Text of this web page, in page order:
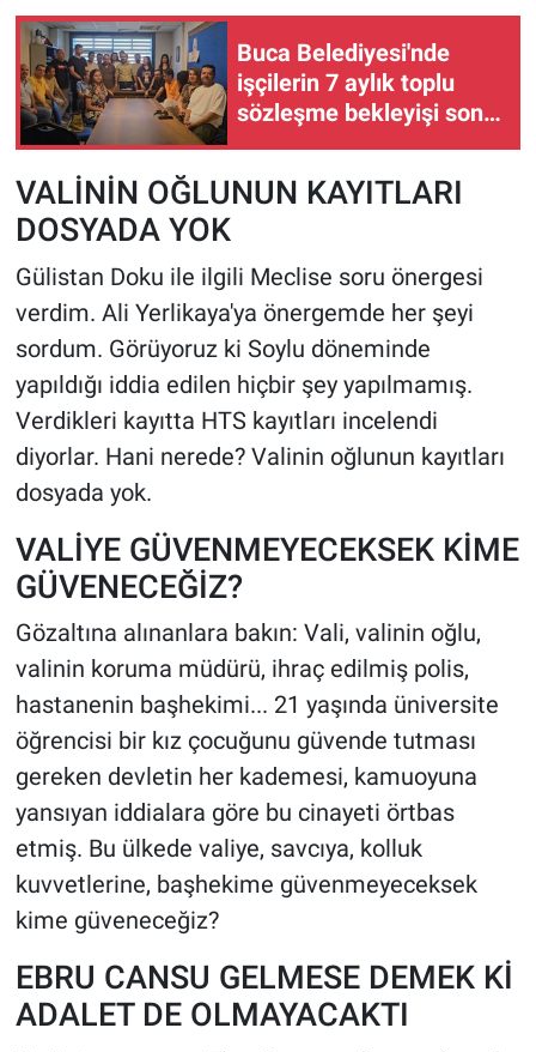
Buca Belediyesi'nde
işçilerin 7 aylık toplu
sözleşme bekleyişi sona
VALİNİN OĞLUNUN KAYITLARI
DOSYADA YOK
Gülistan Doku ile ilgili Meclise soru önergesi
verdim. Ali Yerlikaya'ya önergemde her şeyi
sordum. Görüyoruz ki Soylu döneminde
yapıldığı iddia edilen hiçbir şey yapılmamış.
Verdikleri kayıtta HTS kayıtları incelendi
diyorlar. Hani nerede? Valinin oğlunun kayıtları
dosyada yok.
VALİYE GÜVENMEYECEKSEK KİME
GÜVENECEĞİZ?
Gözaltına alınanlara bakın: Vali, valinin oğlu,
valinin koruma müdürü, ihraç edilmiş polis,
hastanenin başhekimi... 21 yaşında üniversite
öğrencisi bir kız çocuğunu güvende tutması
gereken devletin her kademesi, kamuoyuna
yansıyan iddialara göre bu cinayeti örtbas
etmiş. Bu ülkede valiye, savcıya, kolluk
kuvvetlerine, başhekime güvenmeyeceksek
kime güveneceğiz?
EBRU CANSU GELMESE DEMEK Kİ
ADALET DE OLMAYACAKTI